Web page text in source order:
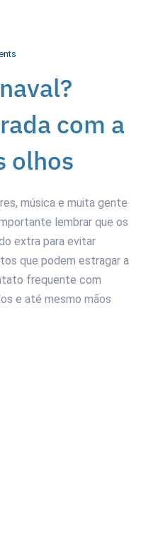
com a
olhos
música e muita gente
lembrar que os
extra para evitar
que podem estragar a
frequente com
e até mesmo mãos